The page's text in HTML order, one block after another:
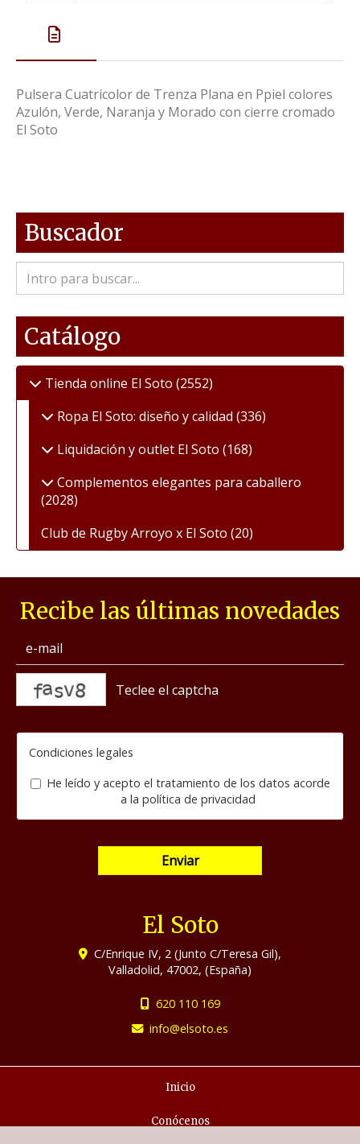
Pulsera Cuatricolor de Trenza Plana en Ppiel colores
Azulón, Verde, Naranja y Morado con cierre cromado
El Soto
Buscador
Catálogo
Tienda online El Soto (2552)
Ropa El Soto: diseño y calidad (336)
Liquidación y outlet El Soto (168)
Complementos elegantes para caballero
(2028)
Club de Rugby Arroyo x El Soto (20)
Recibe las últimas novedades
Condiciones legales
He leído y acepto el tratamiento de los datos acorde
a la política de privacidad
Enviar
El Soto
C/Enrique IV, 2 (Junto C/Teresa Gil),
Valladolid, 47002, (España)
620 110 169
info
elsoto.es
Inicio
Conócenos